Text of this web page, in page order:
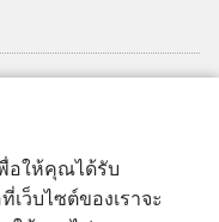
อให้คุณได้รับ
ว็บไซต์ของเราจะ